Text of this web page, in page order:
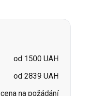
od 1500 UAH
od 2839 UAH
cena na požádání